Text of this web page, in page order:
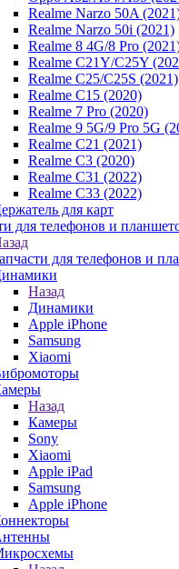
Realme Narzo 50A
Realme Narzo 50i (2021)
Realme 8 4G/8 Pro
Realme C21Y/C25Y
Realme C25/C25S (2021)
Realme C15 (2020)
Realme 7 Pro (2020)
Realme 9 5G/9 Pro 5G
Realme C21 (2021)
Realme C3 (2020)
Realme C31 (2022)
Realme C33 (2022)
для карт
для телефонов и
для телефонов и
Назад
Динамики
Apple iPhone
Samsung
Xiaomi
Назад
Камеры
Sony
Xiaomi
Apple iPad
Samsung
Apple iPhone